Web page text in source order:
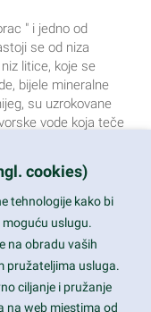
" i jedno od
se od niza
litice, koje se
bijele mineralne
su uzrokovane
vode koja teče
njene ljepote,
više hodati po
vapnenačkih
kraljevska
Danas
cookies)
tehnologije kako bi
uslugu.
na obradu vaših
pružateljima usluga.
ciljanje i pružanje
na web mjestima od